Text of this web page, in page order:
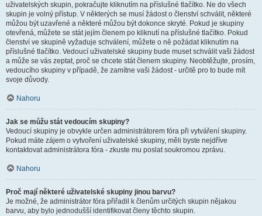
uživatelských skupin, pokračujte kliknutím na příslušné tlačítko. Ne do všech
skupin je volný přístup. V některých se musí žádost o členství schválit, některé
můžou být uzavřené a některé můžou být dokonce skryté. Pokud je skupiny
otevřená, můžete se stát jejím členem po kliknutí na příslušné tlačítko. Pokud
členství ve skupině vyžaduje schválení, můžete o ně požádat kliknutím na
příslušné tlačítko. Vedoucí uživatelské skupiny bude muset schválit vaši žádost
a může se vás zeptat, proč se chcete stát členem skupiny. Neobtěžujte, prosím,
vedoucího skupiny v případě, že zamítne vaši žádost - určitě pro to bude mít
svoje důvody.
Nahoru
Jak se můžu stát vedoucím skupiny?
Vedoucí skupiny je obvykle určen administrátorem fóra při vytváření skupiny.
Pokud máte zájem o vytvoření uživatelské skupiny, měli byste nejdříve
kontaktovat administrátora fóra - zkuste mu poslat soukromou zprávu.
Nahoru
Proč mají některé uživatelské skupiny jinou barvu?
Je možné, že administrátor fóra přiřadil k členům určitých skupin nějakou
barvu, aby bylo jednodušší identifikovat členy těchto skupin.